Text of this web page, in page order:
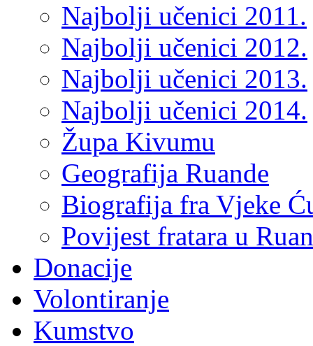
Najbolji učenici 2011.
Najbolji učenici 2012.
Najbolji učenici 2013.
Najbolji učenici 2014.
Župa Kivumu
Geografija Ruande
Biografija fra Vjeke
Povijest fratara u
Donacije
Volontiranje
Kumstvo